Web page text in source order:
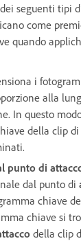
seguenti tipi
come
quando
i
alla
In questo
della clip
punto di
dal punto di
chiave
chiave si
della clip